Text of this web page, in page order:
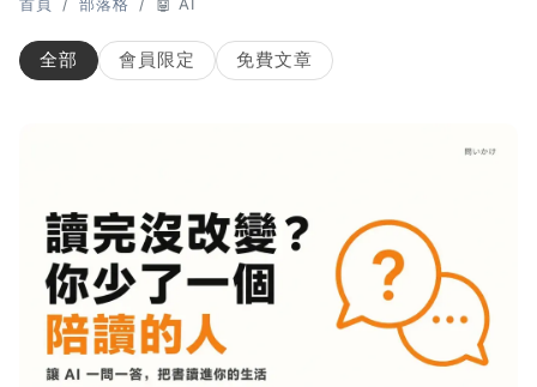
➡︎ 所有內容
➡︎ 業配合作
➡︎ 講座活動
AI 職場應用｜ChatGPT 職場
應用入門
AI 職場應用｜上班族的 AI 學
習術
AI 職場應用｜NotebookLM
職場工作復盤術
全部 會員限定 免費文章